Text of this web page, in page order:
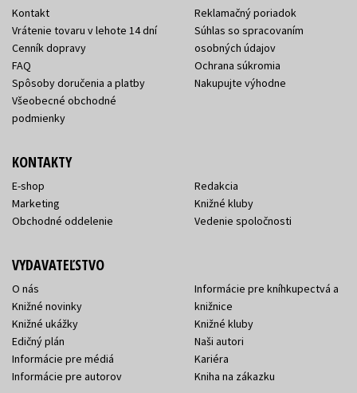
Kontakt
Vrátenie tovaru v lehote 14 dní
Cenník dopravy
FAQ
Spôsoby doručenia a platby
Všeobecné obchodné
podmienky
Reklamačný poriadok
Súhlas so spracovaním
osobných údajov
Ochrana súkromia
Nakupujte výhodne
KONTAKTY
E-shop
Marketing
Obchodné oddelenie
Redakcia
Knižné kluby
Vedenie spoločnosti
VYDAVATEĽSTVO
O nás
Knižné novinky
Knižné ukážky
Edičný plán
Informácie pre médiá
Informácie pre autorov
Informácie pre kníhkupectvá a
knižnice
Knižné kluby
Naši autori
Kariéra
Kniha na zákazku